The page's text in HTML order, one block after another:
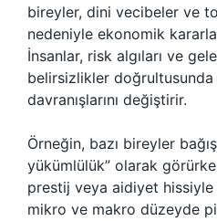
bireyler, dini vecibeler ve
nedeniyle ekonomik
İnsanlar, risk algıları ve
belirsizlikler doğrultusunda
davranışlarını değiştirir.
Örneğin, bazı bireyler
yükümlülük” olarak
prestij veya aidiyet
mikro ve makro düzeyde